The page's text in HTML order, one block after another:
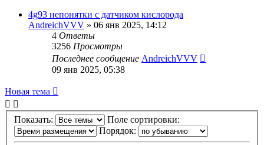
4g93 непонятки с датчиком кислорода
AndreichVVV » 06 янв 2025, 14:12
4 Ответы
3256 Просмотры
Последнее сообщение AndreichVVV
09 янв 2025, 05:38
Новая тема
Показать:
Поле сортировки:
Порядок: